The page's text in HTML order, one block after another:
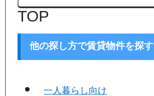
TOP
他の探し方で賃貸物件を探す
一人暮らし向け